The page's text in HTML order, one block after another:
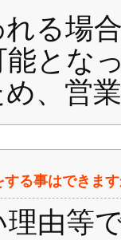
る場
能とな
、営
る事はできま
由等